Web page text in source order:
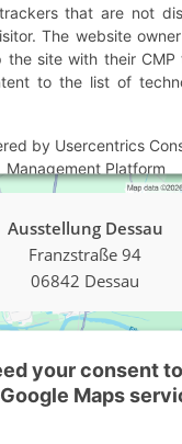
that are not
The website
the site with their CMP
to the list of
by Usercentrics
Management Platform
Ausstellung Dessau
Franzstraße 94
06842 Dessau
your consent
Maps